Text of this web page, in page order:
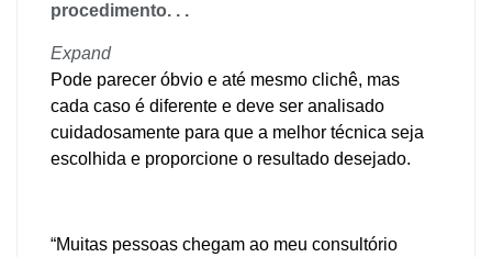
procedimento. . .
Expand
Pode parecer óbvio e até mesmo clichê, mas
cada caso é diferente e deve ser analisado
cuidadosamente para que a melhor técnica seja
escolhida e proporcione o resultado desejado.
“Muitas pessoas chegam ao meu consultório